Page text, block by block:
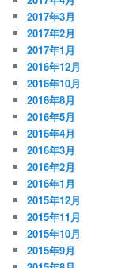
2017年3月
2017年2月
2017年1月
2016年12月
2016年10月
2016年8月
2016年5月
2016年4月
2016年3月
2016年2月
2016年1月
2015年12月
2015年11月
2015年10月
2015年9月